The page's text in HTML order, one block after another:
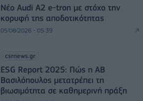
Νέο Audi A2 e-tron με στόχο την
κορυφή της αποδοτικότητας
05/08/2026 - 05:39
csrnews.gr
ESG Report 2025: Πώς η ΑΒ
Βασιλόπουλος μετατρέπει τη
βιωσιμότητα σε καθημερινή πράξη